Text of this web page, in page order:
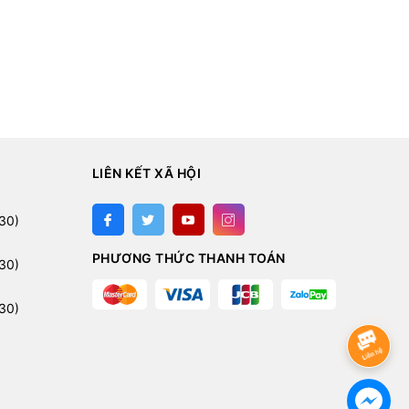
LIÊN KẾT XÃ HỘI
PHƯƠNG THỨC THANH TOÁN